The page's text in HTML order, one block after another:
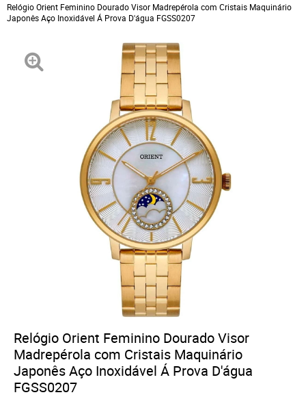
Relógio Orient Feminino Dourado Visor Madrepérola com Cristais Maquinário
Japonês Aço Inoxidável Á Prova D'água FGSS0207
Relógio Orient Feminino Dourado Visor
Madrepérola com Cristais Maquinário
Japonês Aço Inoxidável Á Prova D'água
FGSS0207